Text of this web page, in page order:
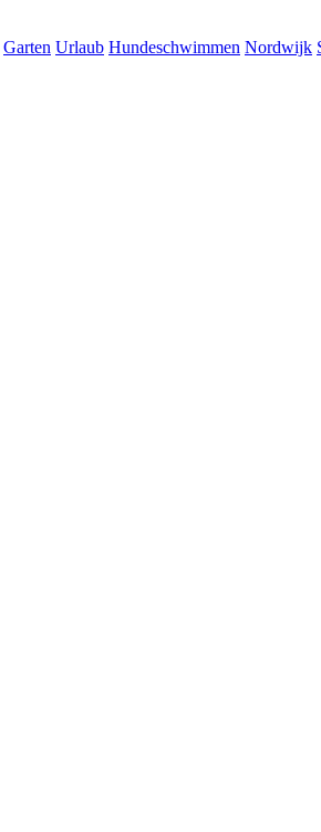
Garten Urlaub Hundeschwimmen Nordwijk